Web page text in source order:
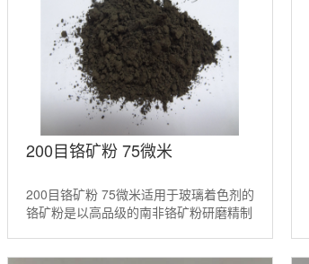
200目铬矿粉 75微米
200目铬矿粉 75微米适用于玻璃着色剂的
铬矿粉是以高品级的南非铬矿粉研磨精制